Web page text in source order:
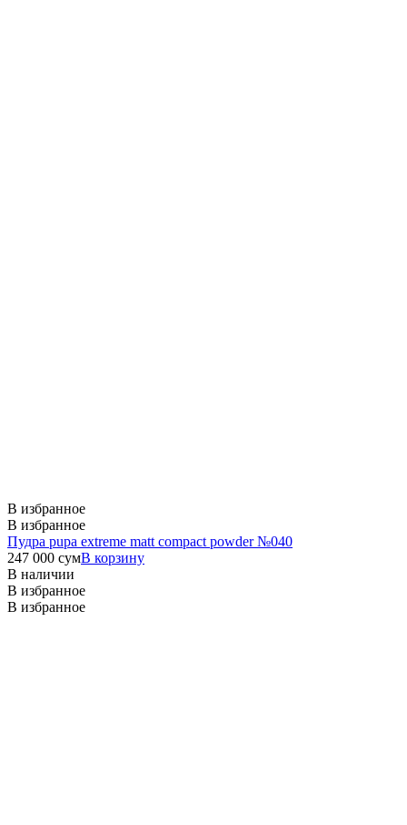
В избранное
В избранное
Пудра pupa extreme matt compact powder №040
247 000 сумВ корзину
В наличии
В избранное
В избранное